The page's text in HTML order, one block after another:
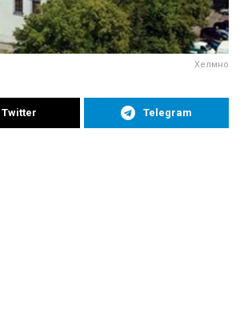
Хелмно
Twitter Telegram